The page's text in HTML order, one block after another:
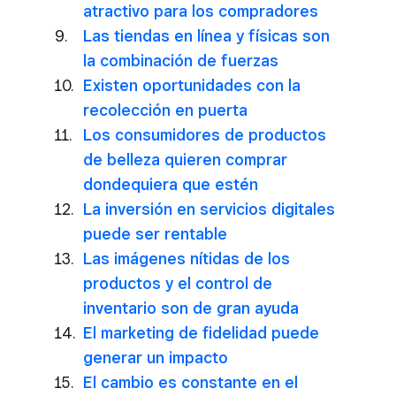
atractivo para los compradores
Las tiendas en línea y físicas son
la combinación de fuerzas
Existen oportunidades con la
recolección en puerta
Los consumidores de productos
de belleza quieren comprar
dondequiera que estén
La inversión en servicios digitales
puede ser rentable
Las imágenes nítidas de los
productos y el control de
inventario son de gran ayuda
El marketing de fidelidad puede
generar un impacto
El cambio es constante en el